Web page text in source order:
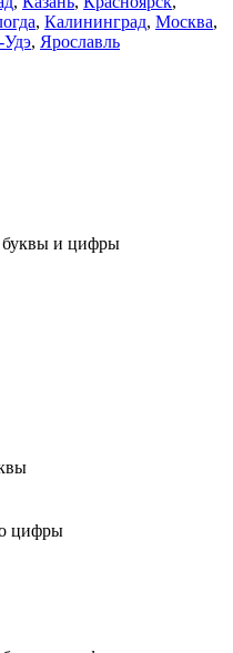
, Калининград, Москва,
Удэ, Ярославль
буквы и цифры
цифры